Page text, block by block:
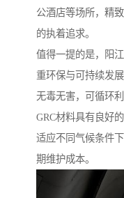
公酒店等场所，精
的执着追求。
值得一提的是，阳
重环保与可持续发
无毒无害，可循环
GRC材料具有良好
适应不同气候条件
期维护成本。